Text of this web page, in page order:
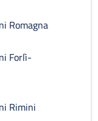
Romagna
Forlì-
Rimini